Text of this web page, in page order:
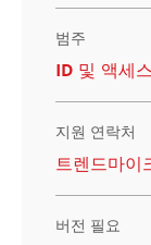
범주
ID 및 액세
지원 연락처
트렌드마이
버전 필요